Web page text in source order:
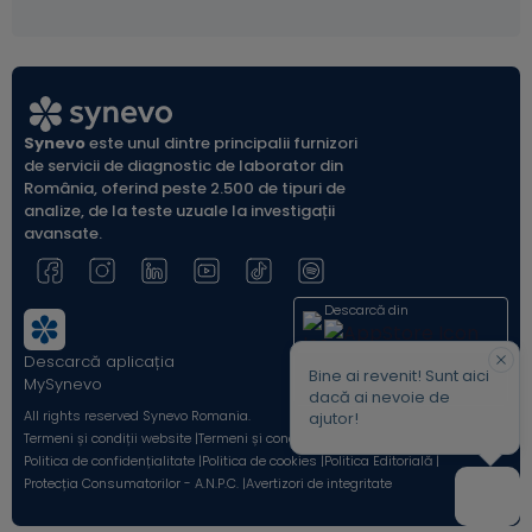
Synevoeste unul dintre principalii furnizori
de servicii de diagnostic de laborator din
România, oferind peste 2.500 de tipuri de
analize, de la teste uzuale la investigații
avansate.
Descarcă aplicația
MySynevo
Descarcă din
All rights reserved Synevo Romania.
Termeni și condiții website |Termeni și condiții Shop Online |
Politica de confidențialitate |Politica de cookies |Politica Editorială |
Protecția Consumatorilor - A.N.P.C. |Avertizori de integritate
Bine ai revenit! Sunt aici
dacă ai nevoie de
ajutor!